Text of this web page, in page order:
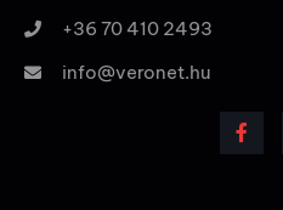
+36 70 410 2493
info@veronet.hu